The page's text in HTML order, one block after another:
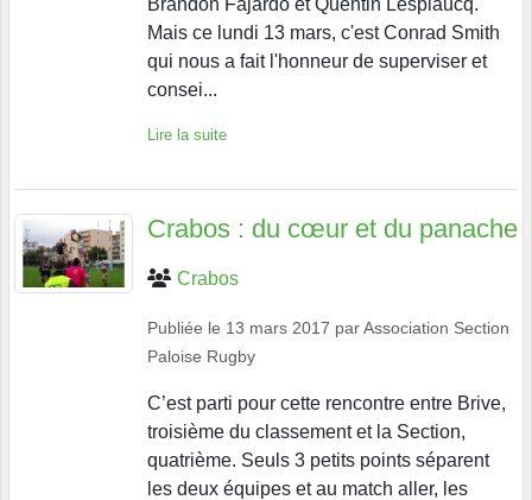
Mais ce lundi 13 mars, c'est Conrad Smith
qui nous a fait l'honneur de superviser et
consei...
Lire la suite
Crabos : du cœur et du panache
Crabos
Publiée le 13 mars 2017 parAssociation Section
Paloise Rugby
C’est parti pour cette rencontre entre Brive,
troisième du classement et la Section,
quatrième. Seuls 3 petits points séparent
les deux équipes et au match aller, les